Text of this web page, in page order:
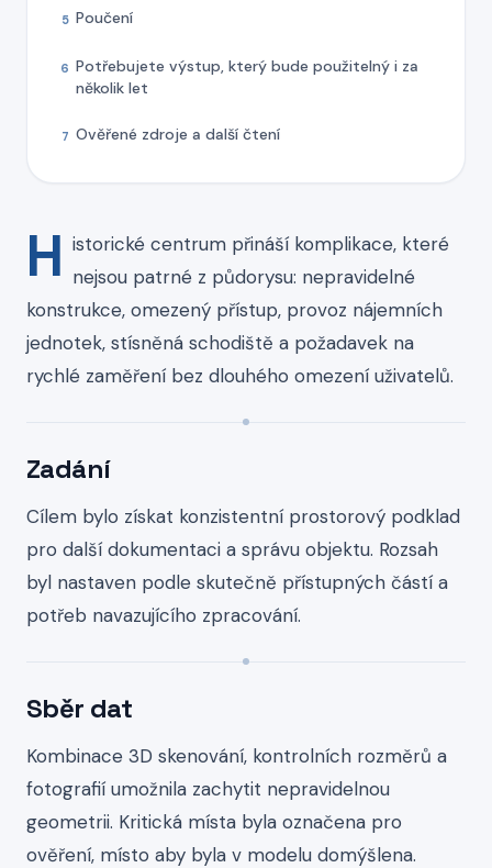
5 Poučení
6 Potřebujete výstup, který bude použitelný i za
několik let
7 Ověřené zdroje a další čtení
H istorické centrum přináší komplikace, které
nejsou patrné z půdorysu: nepravidelné
konstrukce, omezený přístup, provoz nájemních
jednotek, stísněná schodiště a požadavek na
rychlé zaměření bez dlouhého omezení uživatelů.
Zadání
Cílem bylo získat konzistentní prostorový podklad
pro další dokumentaci a správu objektu. Rozsah
byl nastaven podle skutečně přístupných částí a
potřeb navazujícího zpracování.
Sběr dat
Kombinace 3D skenování, kontrolních rozměrů a
fotografií umožnila zachytit nepravidelnou
geometrii. Kritická místa byla označena pro
ověření, místo aby byla v modelu domýšlena.